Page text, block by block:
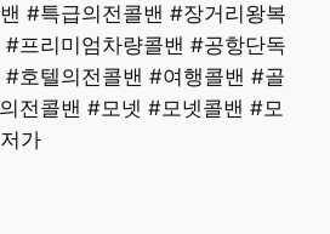
#특급의전콜밴 #장거리왕복
프리미엄차량콜밴 #공항단독
호텔의전콜밴 #여행콜밴 #골
전콜밴 #모넷 #모넷콜밴 #모
가